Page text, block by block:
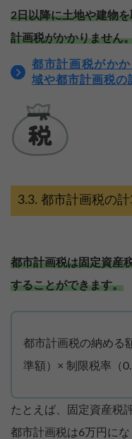
2日以降に土地や建物
計画税がかかりません
都市計画税がか
域や都市計画税の
都市計画税の
都市計画税は固定資産
することができます。
都市計画税の納める
準額）× 制限税率（
たとえば、固定資産税
都市計画税は6万円にな